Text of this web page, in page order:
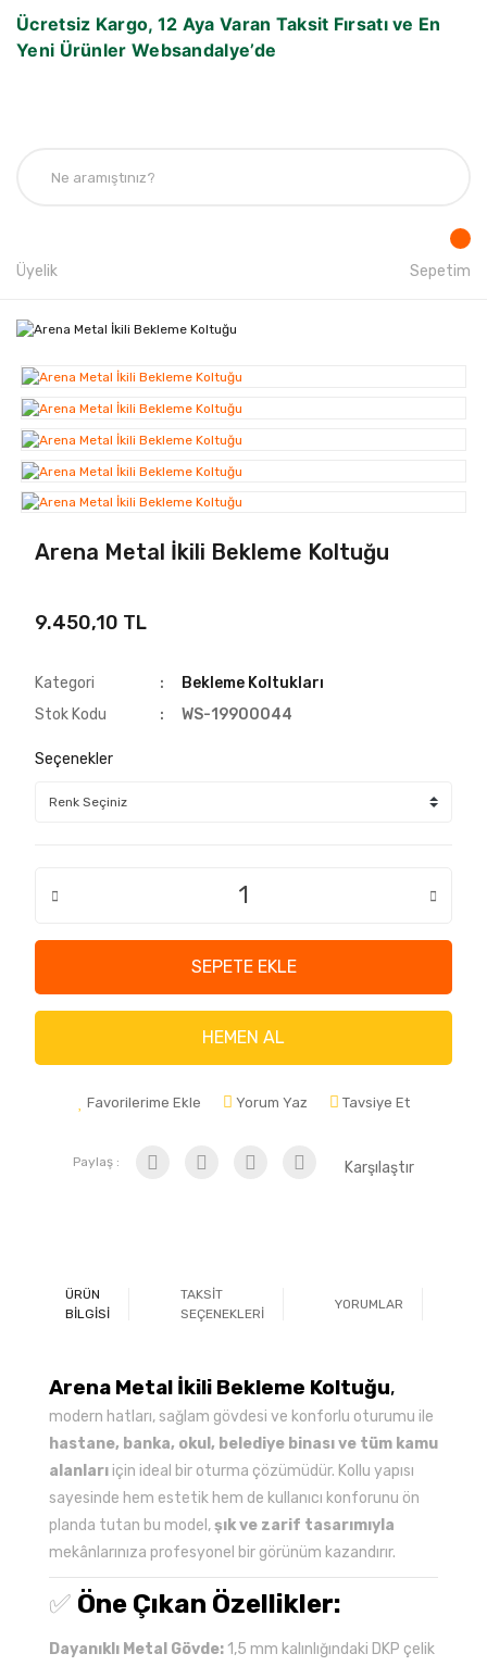
Ücretsiz Kargo, 12 Aya Varan Taksit Fırsatı ve En
Yeni Ürünler Websandalye’de
Üyelik Sepetim
Arena Metal İkili Bekleme Koltuğu
9.450,10 TL
Kategori
Bekleme Koltukları
Stok Kodu
WS-19900044
Seçenekler
SEPETE EKLE
HEMEN AL
Favorilerime Ekle Yorum Yaz Tavsiye Et
Paylaş : Karşılaştır
ÜRÜN
BİLGİSİ
TAKSİT
SEÇENEKLERİ
YORUMLAR
Arena Metal İkili Bekleme Koltuğu,
modern hatları, sağlam gövdesi ve konforlu oturumu ile
hastane, banka, okul, belediye binası ve tüm kamu
alanları için ideal bir oturma çözümüdür. Kollu yapısı
sayesinde hem estetik hem de kullanıcı konforunu ön
planda tutan bu model,şık ve zarif tasarımıyla
mekânlarınıza profesyonel bir görünüm kazandırır.
✅ Öne Çıkan Özellikler:
Dayanıklı Metal Gövde: 1,5 mm kalınlığındaki DKP çelik